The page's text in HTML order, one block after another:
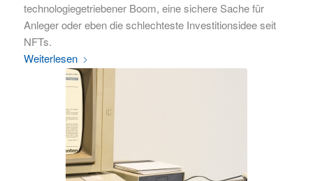
technologiegetriebener Boom, eine sichere Sache für
Anleger oder eben die schlechteste Investitionsidee seit
NFTs.
Weiterlesen